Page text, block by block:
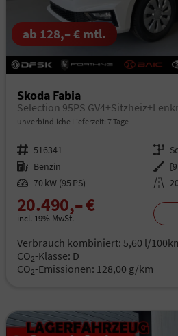
ab 128,– € mtl.
Skoda Fabia
unverbindliche Lieferzeit: 7 Tage
Fahrzeugnr. 516341 Getriebe
Kraftstoff Benzin Außenfarbe
Leistung 70 kW (95 PS) Kilometerstand
20.490,– €
incl. 19% MwSt.
Verbrauch kombiniert: 5,60 l/
CO2-Klasse: D
CO2-Emissionen: 128,00 g/km